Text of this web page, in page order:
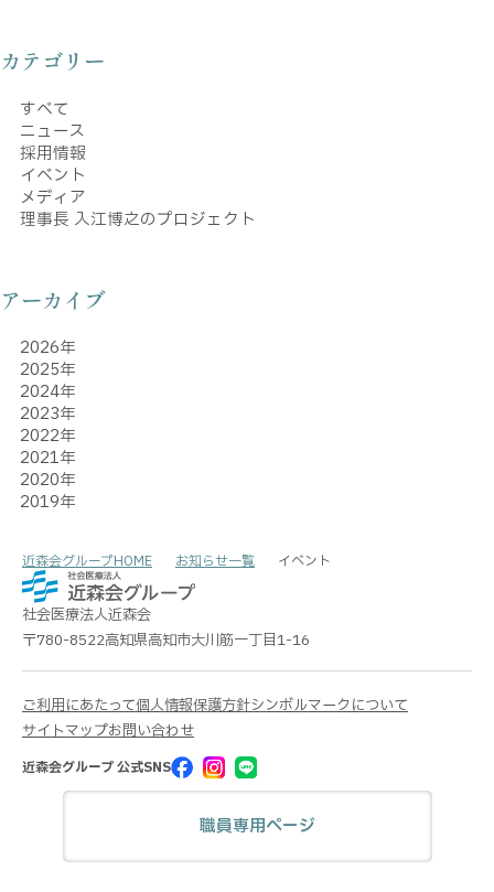
カテゴリー
すべて
ニュース
採用情報
イベント
メディア
理事長 入江博之のプロジェクト
アーカイブ
2026年
2025年
2024年
2023年
2022年
2021年
2020年
2019年
近森会グループHOME お知らせ一覧 イベント
社会医療法人近森会
〒780-8522高知県高知市大川筋一丁目1-16
ご利用にあたって個人情報保護方針シンボルマークについて
サイトマップお問い合わせ
近森会グループ 公式SNS
職員専用ページ